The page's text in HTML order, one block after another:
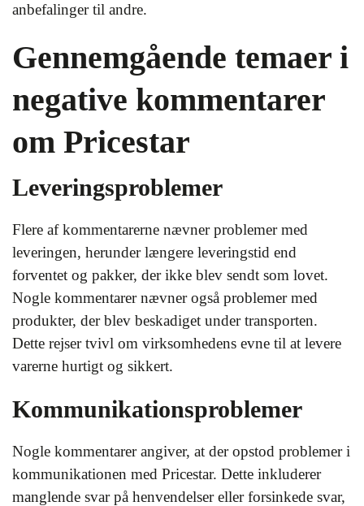
anbefalinger til andre.
Gennemgående temaer i
negative kommentarer
om Pricestar
Leveringsproblemer
Flere af kommentarerne nævner problemer med
leveringen, herunder længere leveringstid end
forventet og pakker, der ikke blev sendt som lovet.
Nogle kommentarer nævner også problemer med
produkter, der blev beskadiget under transporten.
Dette rejser tvivl om virksomhedens evne til at levere
varerne hurtigt og sikkert.
Kommunikationsproblemer
Nogle kommentarer angiver, at der opstod problemer i
kommunikationen med Pricestar. Dette inkluderer
manglende svar på henvendelser eller forsinkede svar,